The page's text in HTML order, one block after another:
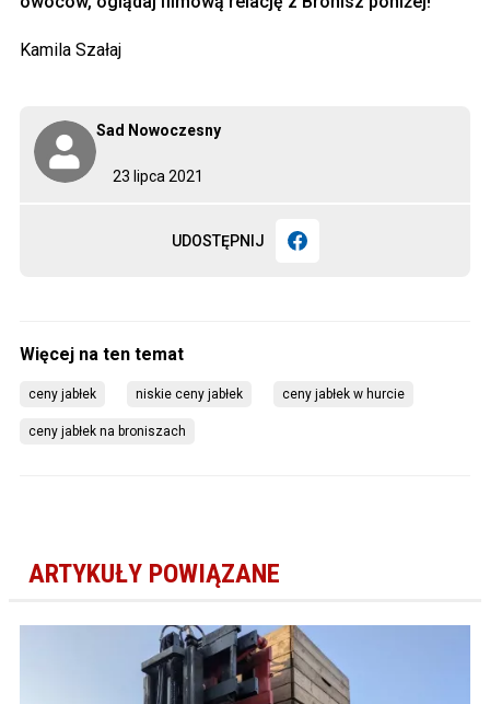
23 lipca 2021
Sad Nowoczesny
UDOSTĘPNIJ
Kamila Szałaj
ceny jabłek niskie ceny jabłek ceny jabłek w hurcie
ceny jabłek na broniszach
ARTYKUŁY POWIĄZANE